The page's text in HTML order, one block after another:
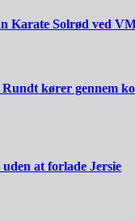
Karate Solrød ved
kører gennem
at forlade Jersie